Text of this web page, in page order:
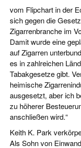
vom Flipchart in der
sich gegen die
Zigarrenbranche im
Damit wurde eine
auf Zigarren
es in zahlreichen
Tabakgesetze gibt.
heimische
ausgesetzt, aber ich
zu höherer
anschließen wird.“
Keith K. Park
Als Sohn von